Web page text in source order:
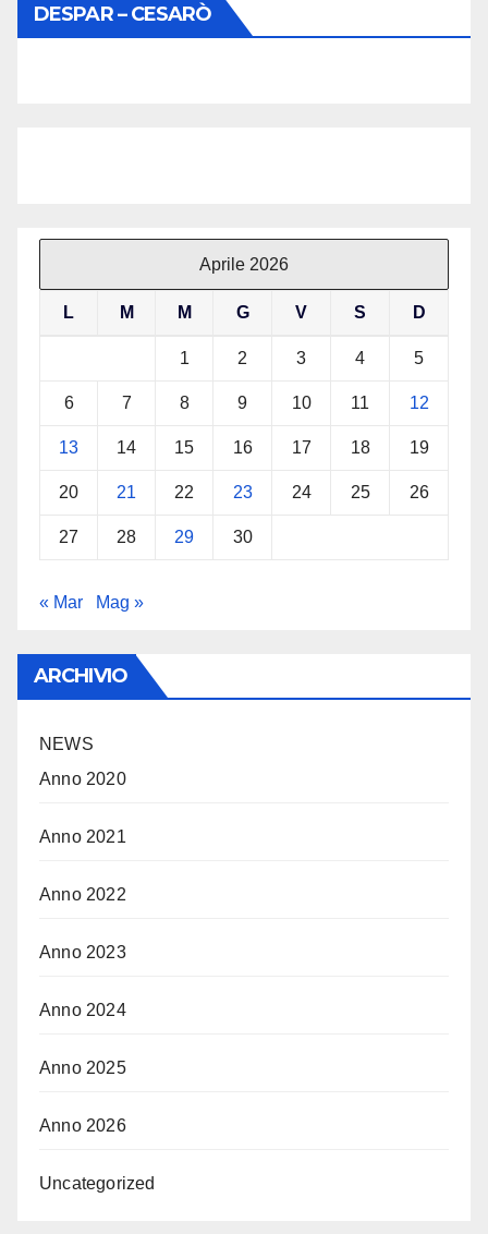
DESPAR – CESARÒ
Aprile 2026
L M M G V S D
1 2 3 4 5
6 7 8 9 10 11 12
13 14 15 16 17 18 19
20 21 22 23 24 25 26
27 28 29 30
« Mar Mag »
ARCHIVIO
NEWS
Anno 2020
Anno 2021
Anno 2022
Anno 2023
Anno 2024
Anno 2025
Anno 2026
Uncategorized